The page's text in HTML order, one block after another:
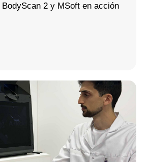
2 y MSoft en acción